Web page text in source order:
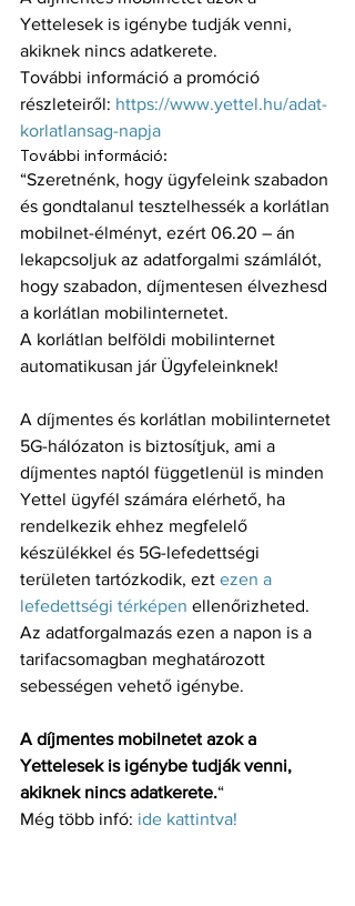
Yettelesek is igénybe tudják venni,
akiknek nincs adatkerete.
További információ a promóció
részleteiről: https://www.yettel.hu/adat-
korlatlansag-napja
További információ:
“Szeretnénk, hogy ügyfeleink szabadon
és gondtalanul tesztelhessék a korlátlan
mobilnet-élményt, ezért 06.20 – án
lekapcsoljuk az adatforgalmi számlálót,
hogy szabadon, díjmentesen élvezhesd
a korlátlan mobilinternetet.
A korlátlan belföldi mobilinternet
automatikusan jár Ügyfeleinknek!
A díjmentes és korlátlan mobilinternetet
5G-hálózaton is biztosítjuk, ami a
díjmentes naptól függetlenül is minden
Yettel ügyfél számára elérhető, ha
rendelkezik ehhez megfelelő
készülékkel és 5G-lefedettségi
területen tartózkodik, ezt ezen a
lefedettségi térképen ellenőrizheted.
Az adatforgalmazás ezen a napon is a
tarifacsomagban meghatározott
sebességen vehető igénybe.
A díjmentes mobilnetet azok a
Yettelesek is igénybe tudják venni,
akiknek nincs adatkerete.“
Még több infó: ide kattintva!